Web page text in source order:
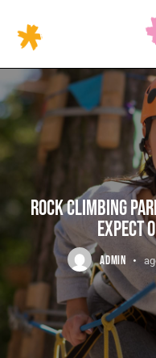
ROCK CLIMBING
EXPECT
ADMIN